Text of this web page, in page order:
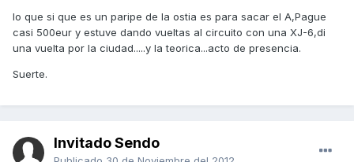
lo que si que es un paripe de la ostia es para sacar el A,Pague
casi 500eur y estuve dando vueltas al circuito con una XJ-6,di
una vuelta por la ciudad.....y la teorica...acto de presencia.
Suerte.
Invitado Sendo